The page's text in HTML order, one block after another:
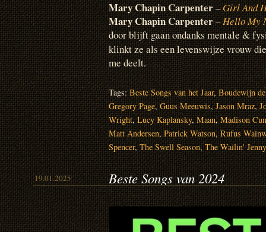
Mary Chapin Carpenter–Girl And
Mary Chapin Carpenter–Hello My
door blijft gaan ondanks mentale &
klinkt ze als een levenswijze vrouw
me deelt.
Tags:Beste Songs van het Jaar,Boudewijn
Gregory Page,Guus Meeuwis,Jason Mraz,
Wright, Lucy Kaplansky,Maan,Madison
Matt Andersen,Patrick Watson,Rufus
Spencer,The Swell Season,The Wailin'
19.01.2025 Beste Songs van 2024